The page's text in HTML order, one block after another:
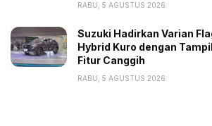
RABU, 5 AGUSTUS 2026
Suzuki Hadirkan Varian
Hybrid Kuro dengan
Fitur Canggih
RABU, 5 AGUSTUS 2026